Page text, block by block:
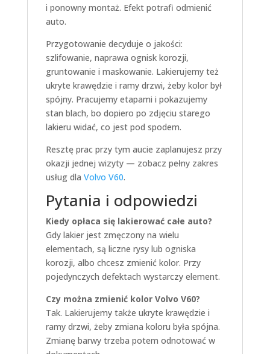
i ponowny montaż. Efekt potrafi odmienić
auto.
Przygotowanie decyduje o jakości:
szlifowanie, naprawa ognisk korozji,
gruntowanie i maskowanie. Lakierujemy też
ukryte krawędzie i ramy drzwi, żeby kolor był
spójny. Pracujemy etapami i pokazujemy
stan blach, bo dopiero po zdjęciu starego
lakieru widać, co jest pod spodem.
Resztę prac przy tym aucie zaplanujesz przy
okazji jednej wizyty — zobacz pełny zakres
usług dla Volvo V60.
Pytania i odpowiedzi
Kiedy opłaca się lakierować całe auto?
Gdy lakier jest zmęczony na wielu
elementach, są liczne rysy lub ogniska
korozji, albo chcesz zmienić kolor. Przy
pojedynczych defektach wystarczy element.
Czy można zmienić kolor Volvo V60?
Tak. Lakierujemy także ukryte krawędzie i
ramy drzwi, żeby zmiana koloru była spójna.
Zmianę barwy trzeba potem odnotować w